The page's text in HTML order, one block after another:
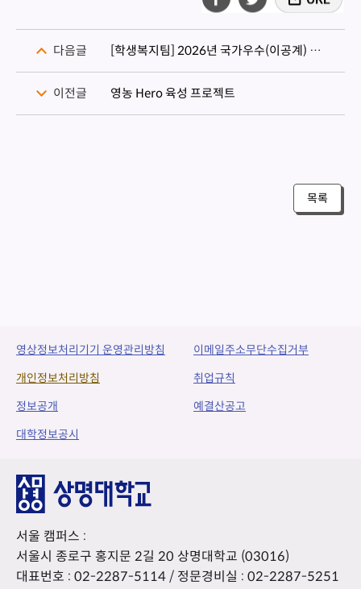
다음글 [학생복지팀] 2026년 국가우수(이공계) 성적우수유형 신규 장학생 대상자 추가서류 제출 안내
이전글 영농 Hero 육성 프로젝트
목록
영상정보처리기기 운영관리방침
이메일주소무단수집거부
개인정보처리방침
취업규칙
정보공개
예결산공고
대학정보공시
서울 캠퍼스 :
서울시 종로구 홍지문 2길 20 상명대학교 (03016)
대표번호 : 02-2287-5114/ 정문경비실 : 02-2287-5251